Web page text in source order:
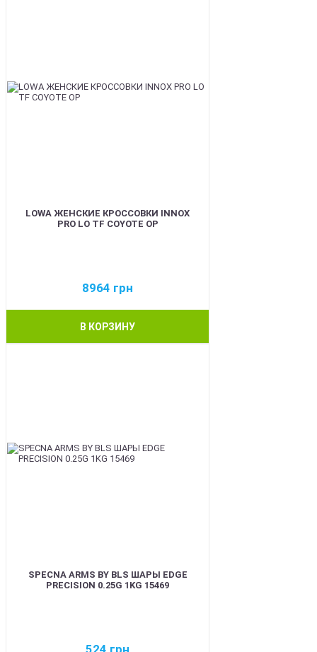
LOWA ЖЕНСКИЕ КРОССОВКИ INNOX
PRO LO TF COYOTE OP
8964 грн
В КОРЗИНУ
SPECNA ARMS BY BLS ШАРЫ EDGE
PRECISION 0.25G 1KG 15469
524 грн